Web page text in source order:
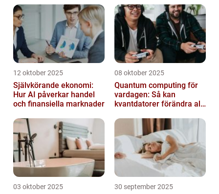
12 oktober 2025
Självkörande ekonomi:
Hur AI påverkar handel
och finansiella marknader
08 oktober 2025
Quantum computing för
vardagen: Så kan
kvantdatorer förändra allt
03 oktober 2025 30 september 2025